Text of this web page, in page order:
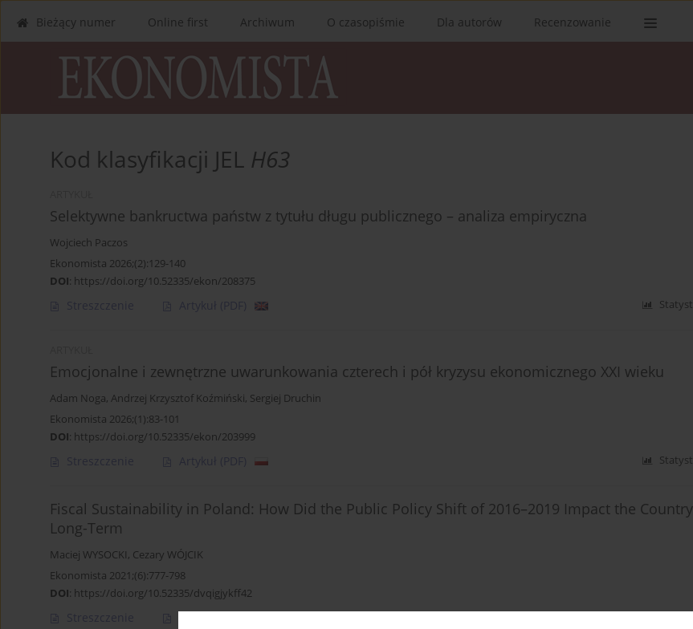
Bieżący numer Online first Archiwum O czasopiśmie Dla autorów Recenzowanie
Kod klasyfikacji JEL H63
Selektywne bankructwa państw z tytułu długu publicznego – analiza empiryczna
Wojciech Paczos
Ekonomista 2026;(2):129-140
DOI: https://doi.org/10.52335/ekon/208375
Streszczenie Artykuł (PDF)
Emocjonalne i zewnętrzne uwarunkowania czterech i pół kryzysu ekonomicznego XXI wieku
Adam Noga, Andrzej Krzysztof Koźmiński, Sergiej Druchin
Ekonomista 2026;(1):83-101
DOI: https://doi.org/10.52335/ekon/203999
Streszczenie Artykuł (PDF)
Fiscal Sustainability in Poland: How Did the Public Policy Shift of 2016–2019 Impact the
Long-Term
Maciej WYSOCKI, Cezary WÓJCIK
Ekonomista 2021;(6):777-798
DOI: https://doi.org/10.52335/dvqigjykff42
Streszczenie